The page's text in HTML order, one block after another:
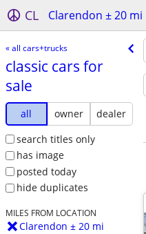
CL Clarendon ± 20 mi
« all cars+trucks
classic cars for
sale
all owner
dealer
search titles only
has image
posted today
hide duplicates
MILES FROM LOCATION
Clarendon ± 20 mi